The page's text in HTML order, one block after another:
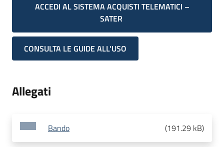
ACCEDI AL SISTEMA ACQUISTI TELEMATICI –
SATER
CONSULTA LE GUIDE ALL'USO
Allegati
Bando (191.29 kB)